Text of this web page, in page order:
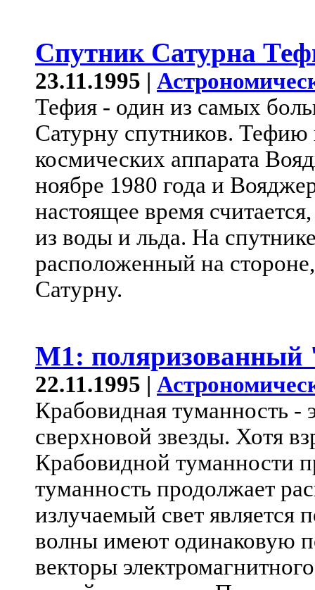
Спутник Сатурна
23.11.1995 |
Тефия - один из самых
Сатурну спутников. Тефию
космических аппарата
ноябре 1980 года и
настоящее время
из воды и льда. На
расположенный на
Сатурну.
M1:
22.11.1995 |
Крабовидная туманность -
сверхновой звезды. Хотя
Крабовидной туманности
туманность продолжает
излучаемый свет является
волны имеют одинаковую
векторы